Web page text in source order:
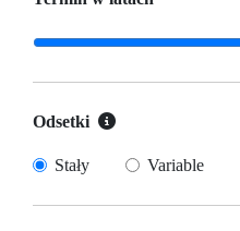
Odsetki
Stały Variable